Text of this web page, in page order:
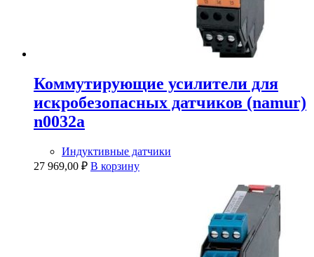
Коммутирующие усилители для
искробезопасных датчиков (namur)
n0032a
Индуктивные датчики
27 969,00 ₽ В корзину